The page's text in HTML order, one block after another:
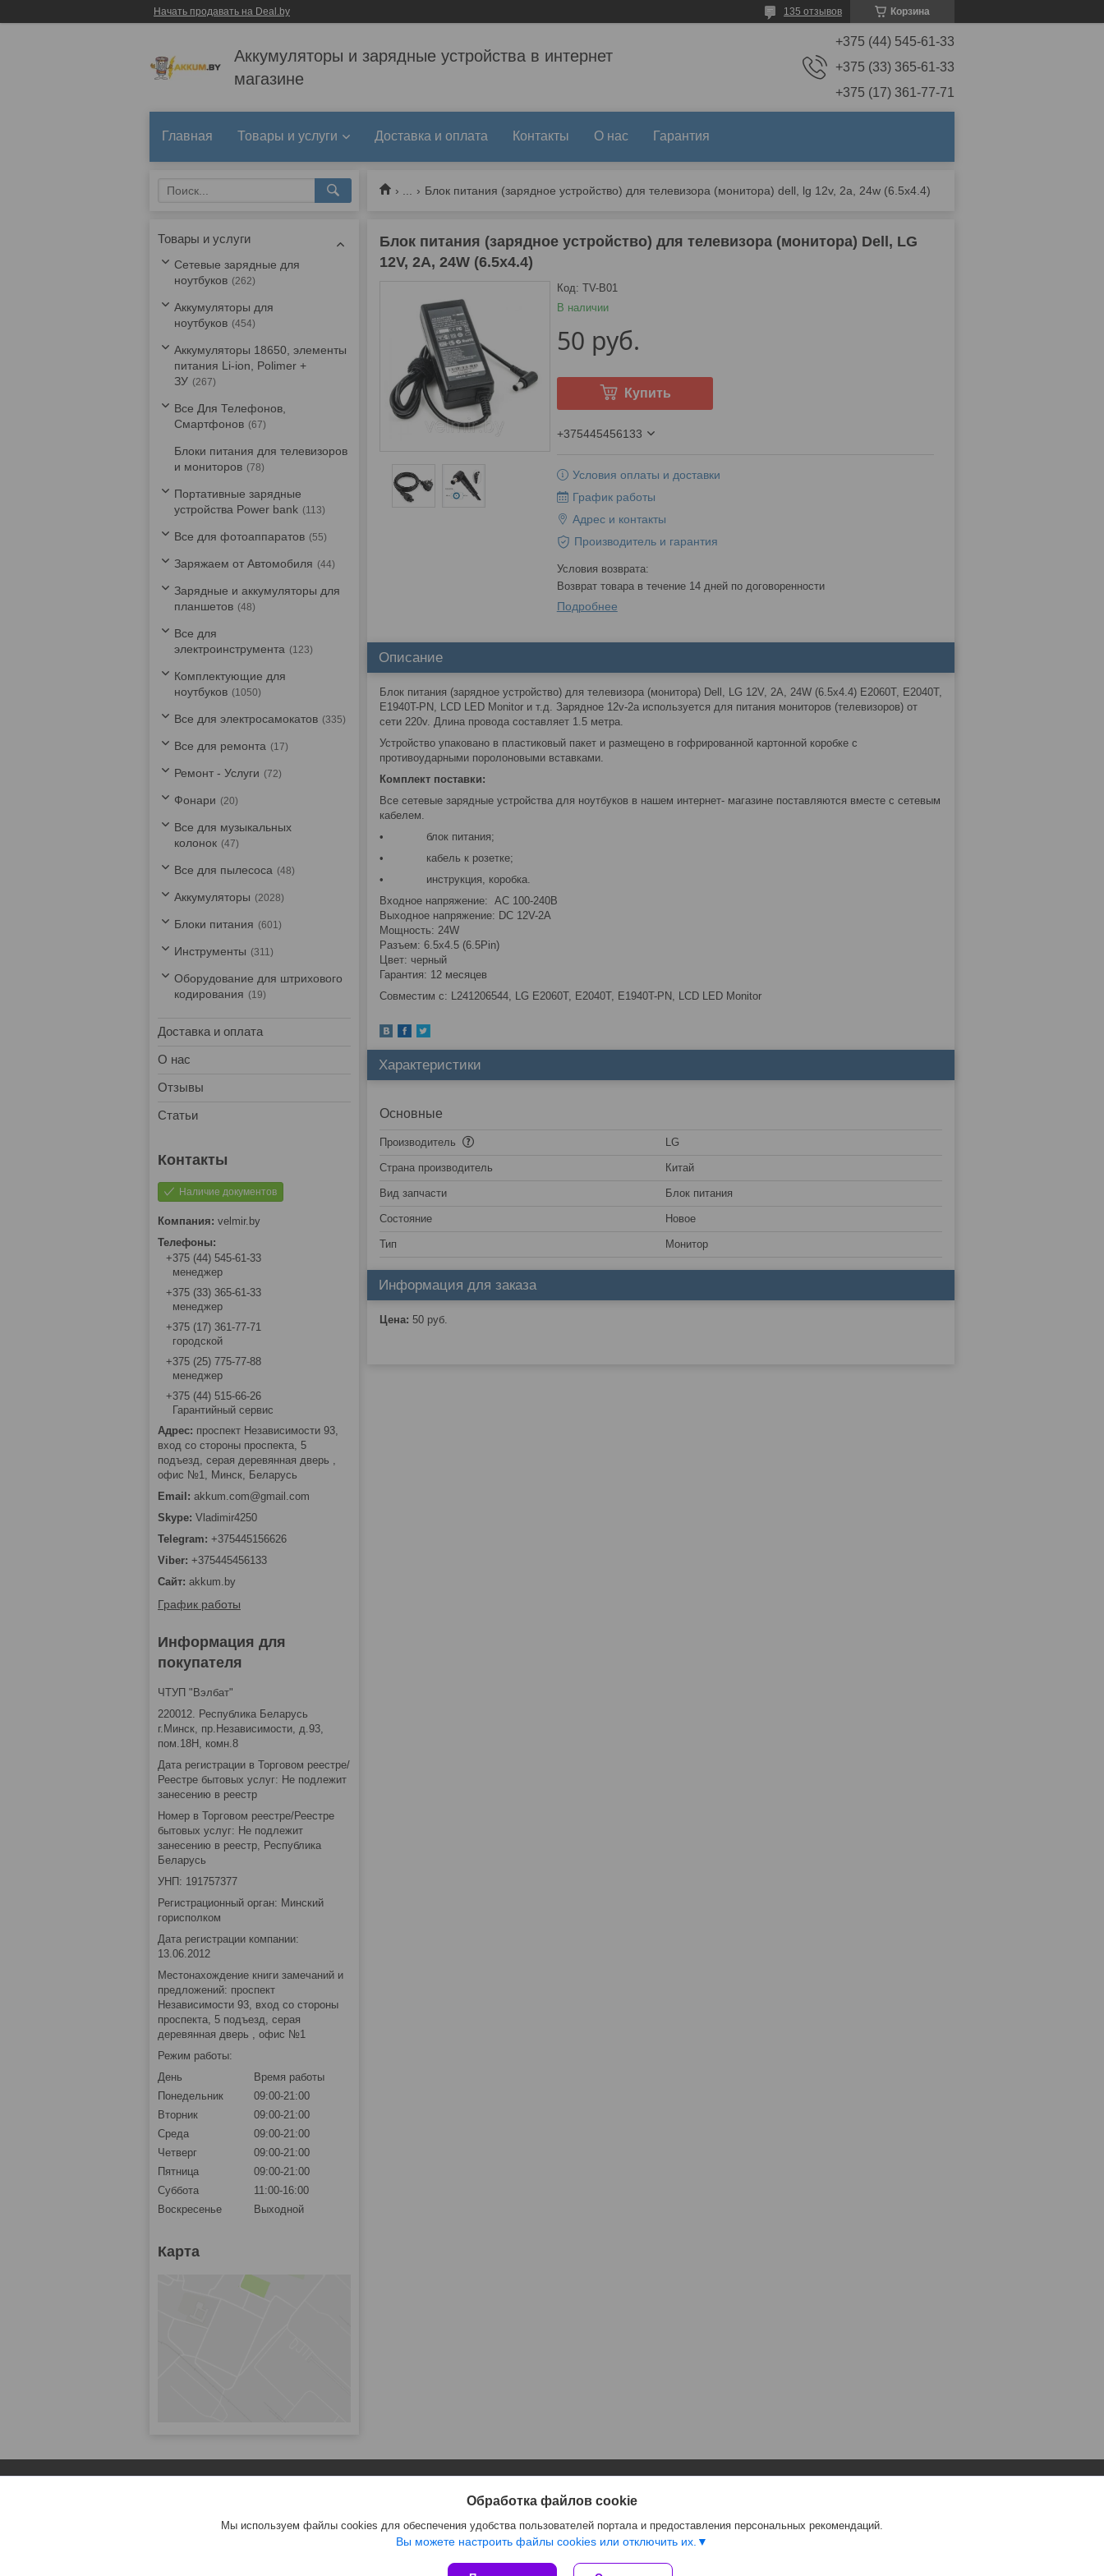
Начать продавать на Deal.by Корзина
135 отзывов
Аккумуляторы и зарядные устройства в интернет
магазине
+375 (44) 545-61-33
+375 (33) 365-61-33
+375 (17) 361-77-71
Главная Товары и услуги Доставка и оплата Контакты О нас Гарантия
Блок питания (зарядное устройство) для телевизора (монитора) dell, lg 12v, 2a, 24w (6.5x4.4)
Блок питания (зарядное устройство) для телевизора (монитора) Dell, LG
12V, 2A, 24W (6.5x4.4)
В наличии
Код: TV-B01
50 руб.
Купить
+375445456133
Условия оплаты и доставки
График работы
Адрес и контакты
Производитель и гарантия
возврат товара в течение 14 дней по договоренности
Подробнее
Описание
Блок питания (зарядное устройство) для телевизора (монитора) Dell, LG 12V, 2A, 24W (6.5x4.4) E2060T, E2040T,
E1940T-PN, LCD LED Monitor и т.д. Зарядное 12v-2a используется для питания мониторов (телевизоров) от
сети 220v. Длина провода составляет 1.5 метра.
Устройство упаковано в пластиковый пакет и размещено в гофрированной картонной коробке с
противоударными поролоновыми вставками.
Комплект поставки:
Все сетевые зарядные устройства для ноутбуков в нашем интернет- магазине поставляются вместе с сетевым
кабелем.
• блок питания;
• кабель к розетке;
• инструкция, коробка.
Входное напряжение: AC 100-240В
Выходное напряжение: DC 12V-2A
Мощность: 24W
Разъем: 6.5x4.5 (6.5Pin)
Цвет: черный
Гарантия: 12 месяцев
Совместим с: L241206544, LG E2060T, E2040T, E1940T-PN, LCD LED Monitor
Характеристики
Основные
Производитель LG
Страна производитель Китай
Вид запчасти Блок питания
Состояние Новое
Тип Монитор
Информация для заказа
Цена: 50 руб.
Товары и услуги
Сетевые зарядные для
ноутбуков
262
Аккумуляторы для
ноутбуков
454
Аккумуляторы 18650, элементы
питания Li-ion, Polimer +
ЗУ
267
Все Для Телефонов,
Смартфонов
67
Блоки питания для телевизоров
и мониторов
78
Портативные зарядные
устройства Power bank
113
Все для фотоаппаратов 55
Заряжаем от Автомобиля 44
Зарядные и аккумуляторы для
планшетов
48
Все для
электроинструмента
123
Комплектующие для
ноутбуков
1050
Все для электросамокатов 335
Все для ремонта 17
Ремонт - Услуги 72
Фонари 20
Все для музыкальных
колонок
47
Все для пылесоса 48
Аккумуляторы 2028
Блоки питания 601
Инструменты 311
Оборудование для штрихового
кодирования
19
Доставка и оплата
О нас
Отзывы
Статьи
Наличие документов
velmir.by
+375 (44) 545-61-33
менеджер
+375 (33) 365-61-33
менеджер
+375 (17) 361-77-71
городской
+375 (25) 775-77-88
менеджер
+375 (44) 515-66-26
Гарантийный сервис
проспект Независимости 93,
вход со стороны проспекта, 5
подъезд, серая деревянная дверь ,
офис №1, Минск, Беларусь
akkum.com@gmail.com
Vladimir4250
+375445156626
+375445456133
akkum.by
График работы
Информация для
покупателя
ЧТУП "Вэлбат"
220012. Республика Беларусь
г.Минск, пр.Независимости, д.93,
пом.18Н, комн.8
Дата регистрации в Торговом реестре/
Реестре бытовых услуг: Не подлежит
занесению в реестр
Номер в Торговом реестре/Реестре
бытовых услуг: Не подлежит
занесению в реестр, Республика
Беларусь
УНП: 191757377
Регистрационный орган: Минский
горисполком
Дата регистрации компании:
13.06.2012
Местонахождение книги замечаний и
предложений: проспект
Независимости 93, вход со стороны
проспекта, 5 подъезд, серая
деревянная дверь , офис №1
Режим работы:
День
Время работы
Понедельник
09:00-21:00
Вторник
09:00-21:00
Среда
09:00-21:00
Четверг
09:00-21:00
Пятница
09:00-21:00
Суббота
11:00-16:00
Воскресенье
Выходной
Карта
Аккумуляторы для ноутбуков
Доставка и оплата
Отзывы
Обработка файлов cookie
Мы используем файлы cookies для обеспечения удобства пользователей портала и предоставления персональных рекомендаций.
Вы можете настроить файлы cookies или отключить их.